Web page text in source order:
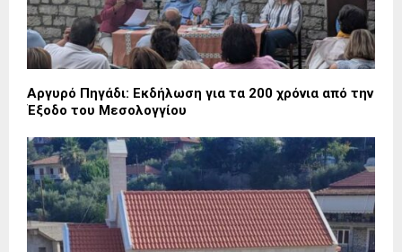
Αργυρό Πηγάδι: Εκδήλωση για τα 200 χρόνια από την
Έξοδο του Μεσολογγίου